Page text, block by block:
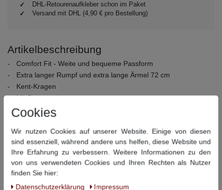
DHL-Retourenaufkleber schon im Paket
Versand mit DHL (4,90 € pro Bestellung)
Artikelbeschreibung
Comfort Fit - Weite und bequeme Passform
Extra langer Rumpf und extra lange Ärmel 72 cm
Kent-Kragen
Mit Brusttasche
Verstellbare Kombimanschette
Material:
100% Baumwolle
Pflegehinweise:
40° Schonwäsche, nicht bleichen, nicht
Trommeltrocknen, bügeln bei mittlerer Temperatur, nicht
chemisch reinigen
Cookies
Wir nutzen Cookies auf unserer Website. Einige von diesen
sind essenziell, während andere uns helfen, diese Website und
Ihre Erfahrung zu verbessern. Weitere Informationen zu den
von uns verwendeten Cookies und Ihren Rechten als Nutzer
finden Sie hier:
Daten­schutz­erklärung
Impressum